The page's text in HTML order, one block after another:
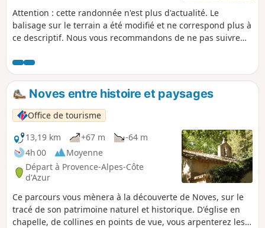
Attention : cette randonnée n'est plus d'actualité. Le
balisage sur le terrain a été modifié et ne correspond plus à
ce descriptif. Nous vous recommandons de ne pas suivre
disponible. Ce parcours en grande partie dans la nature
vous fera découvrir la Malautière, les bords de Durance et
l'Anguillon avant de revenir à la "civilisation" en découvrant
une partie du village.
Noves entre histoire et paysages
Office de tourisme
13,19 km
+67 m
-64 m
4h 00
Moyenne
Départ à Provence-Alpes-Côte
d'Azur
Ce parcours vous mènera à la découverte de Noves, sur le
tracé de son patrimoine naturel et historique. D'église en
chapelle, de collines en points de vue, vous arpenterez les